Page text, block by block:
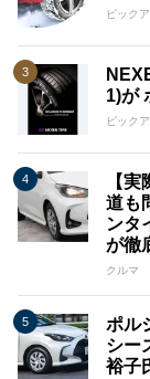
ピック
1)が
ピック
【
道も
ンタ
が徹
クルマ
ポル
シー
裕子